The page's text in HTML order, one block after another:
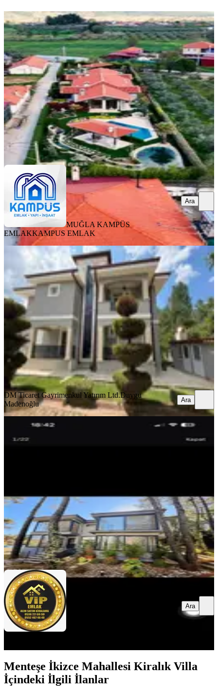
MANZARALI
Muğla Yenice'de Müstakil Bahçeli
Havuzlu Kiralık 3+1 Villa
Menteşe, Yenice Mahallesi
3+1·130 m² ·27.07.2026
110.000 ₺
MUĞLA KAMPÜS EMLAKKAMPUS EMLAK
MUĞLA KAMPÜS
EMLAKKAMPUS EMLAK
Ara
EŞYALI
Yeniköyde Site İçinde
Eşyalı,kiralık,260 M² Lüks Müstakil
Villa
Menteşe, Yeniköy Mahallesi
3+1· 310 m²·26.06.2026
110.000 ₺
DM Ticaret Gayrimenkul Yatırım Ltd.Duygu Madenoğlu
Ara
DM Ticaret Gayrimenkul Yatırım Ltd.Duygu
Madenoğlu
Ara
Gülağzı Mahallesinde Kiralık Triplex
100.000 ₺
VİP GAYRİMENKUL DANIŞMANLIĞIÖmer Emre
Ara
Ara
Menteşe İkizce Mahallesi Kiralık Villa
İçindeki İlgili İlanlar